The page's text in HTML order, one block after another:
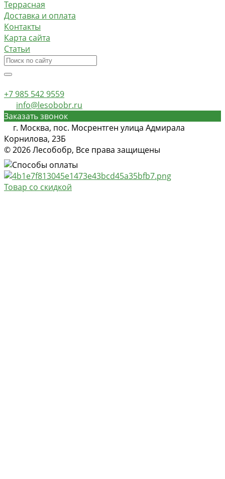
Террасная
Доставка и оплата
Контакты
Карта сайта
Статьи
+7 985 542 9559
info@lesobobr.ru
Заказать звонок
г. Москва, пос. Мосрентген улица Адмирала
Корнилова, 23Б
© 2026 Лесобобр, Все права защищены
Товар со скидкой